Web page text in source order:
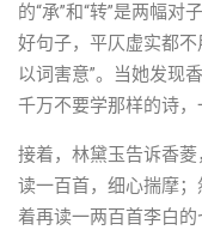
的“承”和“转”是两幅
好句子，平仄虚实都
以词害意”。当她发现
千万不要学那样的诗，
接着，林黛玉告诉香
读一百首，细心揣摩
着再读一两百首李白